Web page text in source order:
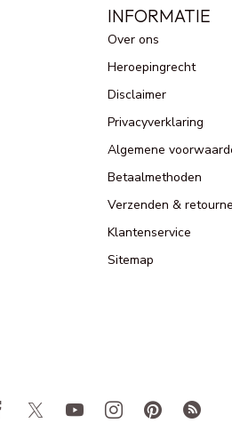
INFORMATIE
Over ons
Heroepingrecht
Disclaimer
Privacyverklaring
Algemene
Betaalmethoden
Verzenden &
Klantenservice
Sitemap